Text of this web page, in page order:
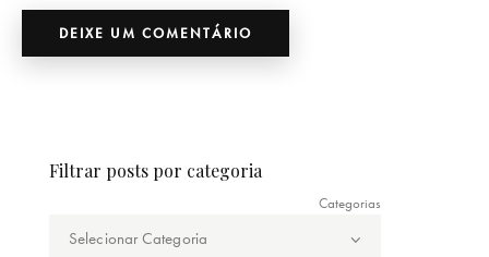
Filtrar posts por categoria
Categorias